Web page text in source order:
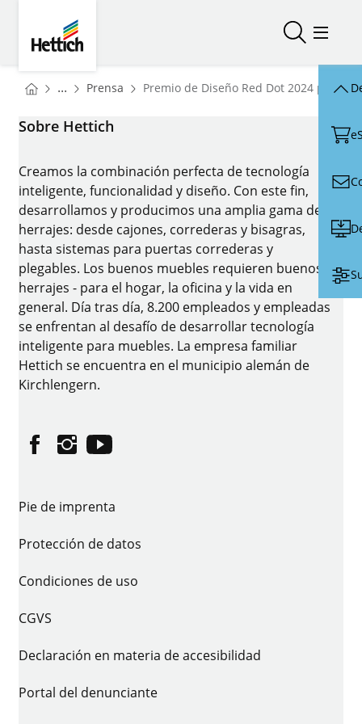
Abrir/Abrir/
You are here:
Homepage
... Prensa Homepage
Premio de Diseño Red Dot 2024 para
Sobre Hettich
Creamos la combinación perfecta de tecnología
inteligente, funcionalidad y diseño. Con este fin,
desarrollamos y producimos una amplia gama de
herrajes: desde cajones, correderas y bisagras,
hasta sistemas para puertas correderas y
plegables. Los buenos muebles requieren buenos
herrajes - para el hogar, la oficina y la vida en
general. Día tras día, 8.200 empleados y empleadas
se enfrentan al desafío de desarrollar tecnología
inteligente para muebles. La empresa familiar
Hettich se encuentra en el municipio alemán de
Kirchlengern.
FacebookInstagramYouTube
Pie de imprenta
Protección de datos
Condiciones de uso
CGVS
Declaración en materia de accesibilidad
Portal del denunciante